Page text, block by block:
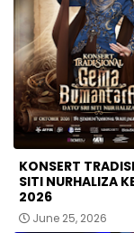
KONSERT
SITI NURHALIZA
2026
June 25, 2026